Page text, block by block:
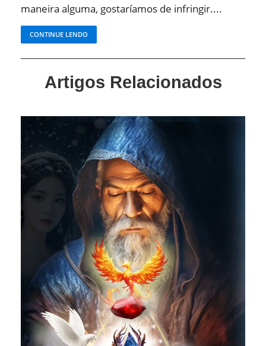
maneira alguma, gostaríamos de infringir....
CONTINUE LENDO
Artigos Relacionados